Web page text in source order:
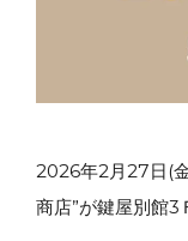
2026年2月27日(
商店”が鍵屋別館3